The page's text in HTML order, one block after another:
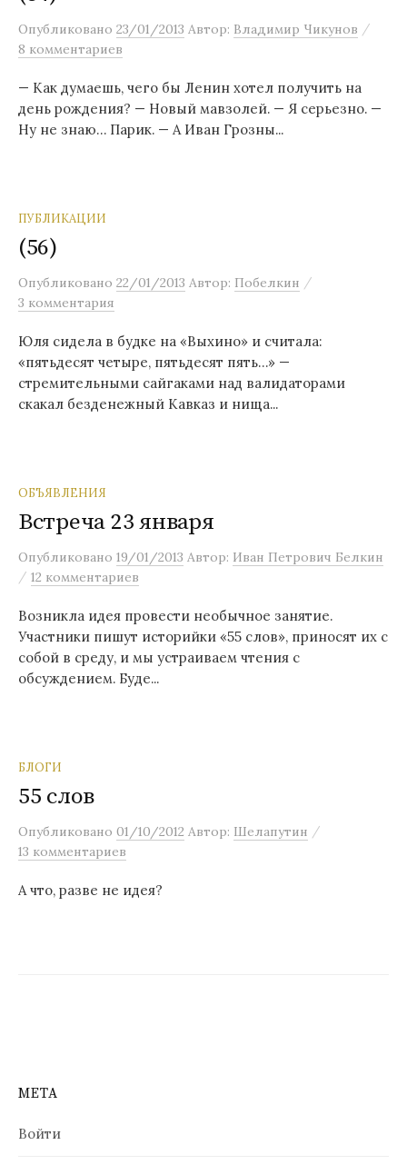
Опубликовано 23/01/2013 Автор: Владимир Чикунов /
8 комментариев
— Как думаешь, чего бы Ленин хотел получить на
день рождения? — Новый мавзолей. — Я серьезно. —
Ну не знаю… Парик. — А Иван Грозны...
ПУБЛИКАЦИИ
(56)
Опубликовано 22/01/2013 Автор: Побелкин /
3 комментария
Юля сидела в будке на «Выхино» и считала:
«пятьдесят четыре, пятьдесят пять…» —
стремительными сайгаками над валидаторами
скакал безденежный Кавказ и нища...
ОБЪЯВЛЕНИЯ
Встреча 23 января
Опубликовано 19/01/2013 Автор: Иван Петрович Белкин
/ 12 комментариев
Возникла идея провести необычное занятие.
Участники пишут историйки «55 слов», приносят их с
собой в среду, и мы устраиваем чтения с
обсуждением. Буде...
БЛОГИ
55 слов
Опубликовано 01/10/2012 Автор: Шелапутин /
13 комментариев
А что, разве не идея?
МЕТА
Войти